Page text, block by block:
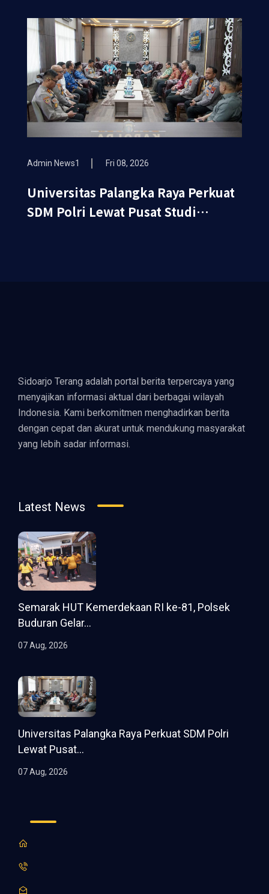
Personel
Admin News1 Fri 08, 2026
Universitas Palangka Raya Perkuat
SDM Polri Lewat Pusat Studi
Sidoarjo Terang adalah portal berita terpercaya yang
menyajikan informasi aktual dari berbagai wilayah
Indonesia. Kami berkomitmen menghadirkan berita
dengan cepat dan akurat untuk mendukung masyarakat
yang lebih sadar informasi.
Latest News
Semarak HUT Kemerdekaan RI ke-81, Polsek
Buduran Gelar...
07 Aug, 2026
Universitas Palangka Raya Perkuat SDM Polri
Lewat Pusat...
07 Aug, 2026